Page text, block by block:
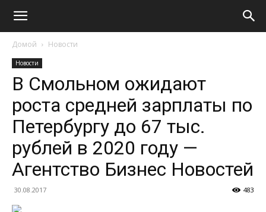
Домой Новости
Новости
В Смольном ожидают
роста средней зарплаты по
Петербургу до 67 тыс.
рублей в 2020 году —
Агентство Бизнес Новостей
30.08.2017 483